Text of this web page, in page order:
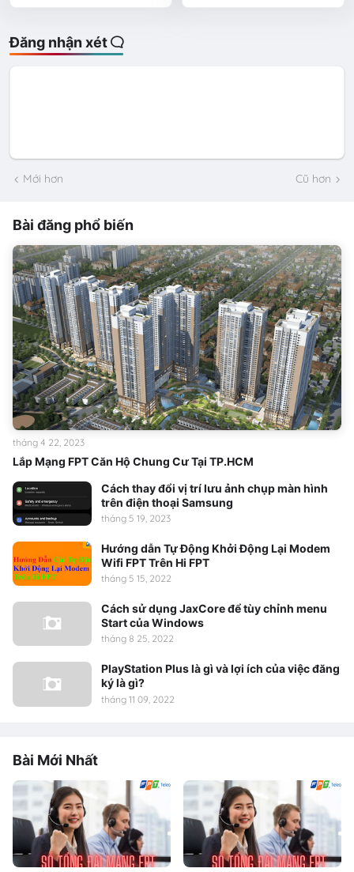
Đăng nhận xét
Mới hơn Cũ hơn
Bài đăng phổ biến
Lắp Mạng FPT Căn Hộ Chung Cư Tại TP.HCM
tháng 4 22, 2023
Cách thay đổi vị trí lưu ảnh chụp màn hình
trên điện thoại Samsung
tháng 5 19, 2023
Hướng dẫn Tự Động Khởi Động Lại Modem
Wifi FPT Trên Hi FPT
tháng 5 15, 2022
Cách sử dụng JaxCore để tùy chỉnh menu
Start của Windows
tháng 8 25, 2022
PlayStation Plus là gì và lợi ích của việc đăng
ký là gì?
tháng 11 09, 2022
Bài Mới Nhất